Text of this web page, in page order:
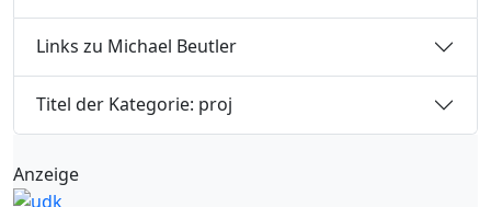
Links zu Michael Beutler
Titel der Kategorie: proj
Anzeige